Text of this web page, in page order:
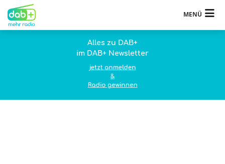
MENÜ
Alles zu DAB+
im DAB+ Newsletter
jetzt anmelden
&
Radio gewinnen